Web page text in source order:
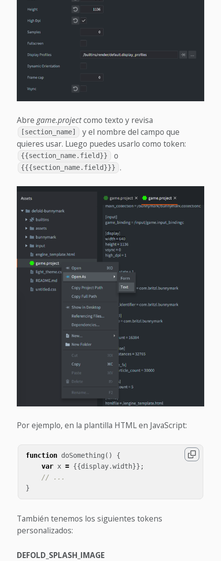
Abre game.projectcomo texto y revisa
[section_name]
y el nombre del campo que
quieres usar. Luego puedes usarlo como token:
{{section_name.field}} o
{{{section_name.field}}} .
Por ejemplo, en la plantilla HTML en JavaScript:
function doSomething ()
{
var x = {{display.width}};
// ...
}
También tenemos los siguientes tokens
personalizados:
DEFOLD_SPLASH_IMAGE